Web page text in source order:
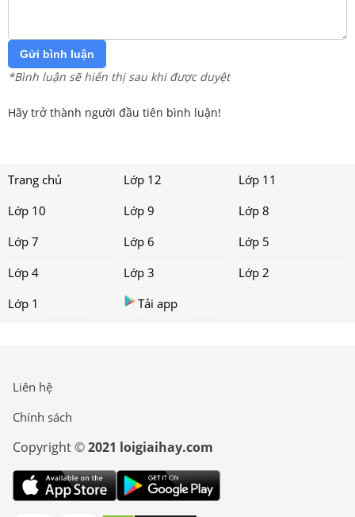
Gửi bình luận
*Bình luận sẽ hiển thị sau khi được duyệt
Hãy trở thành người đầu tiên bình luận!
Trang chủ Lớp 12
Lớp 11
Lớp 10
Lớp 9
Lớp 8
Lớp 7
Lớp 6
Lớp 5
Lớp 4
Lớp 3
Lớp 2
Lớp 1
Tải app
Liên hệ
Chính sách
Copyright ©2021 loigiaihay.com